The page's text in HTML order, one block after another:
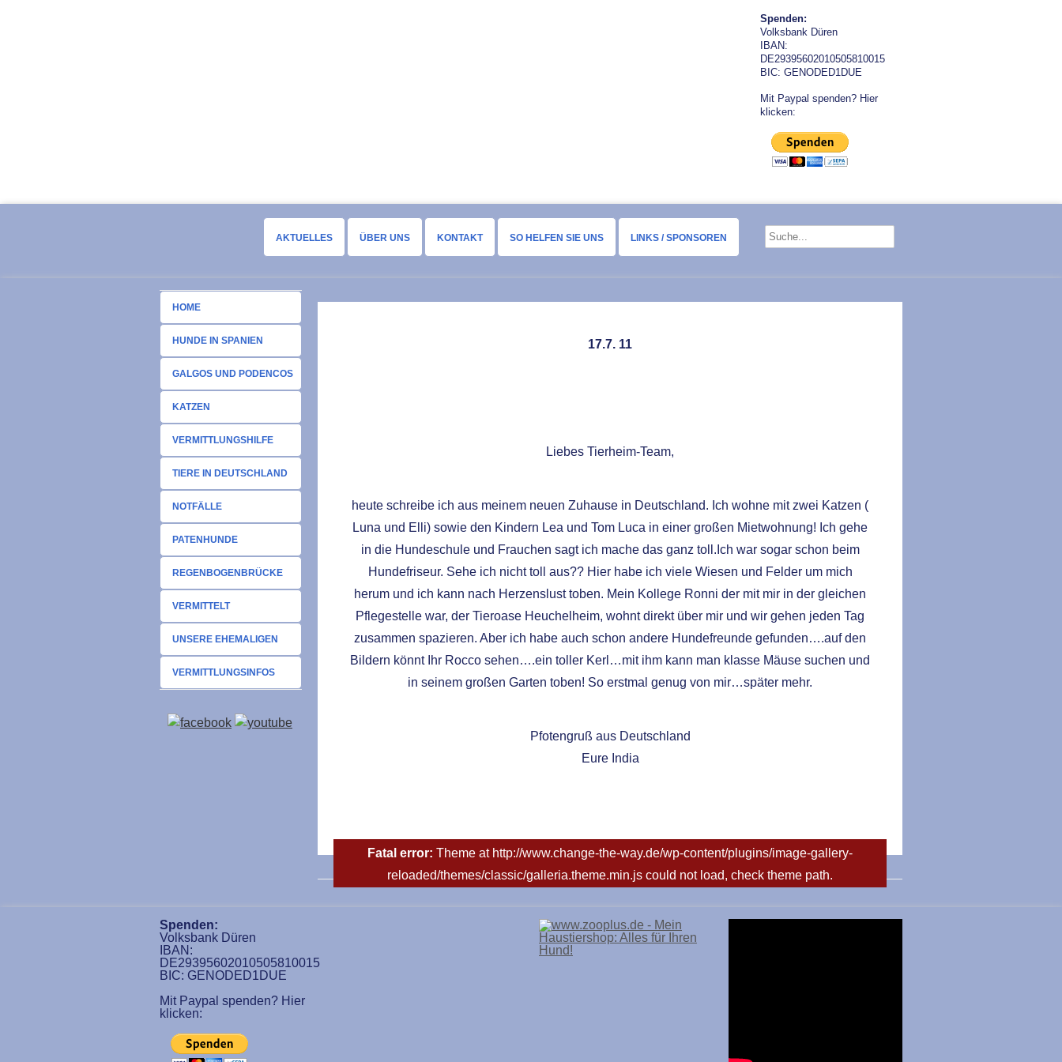
Spenden:
Volksbank Düren
IBAN:
DE29395602010505810015
BIC: GENODED1DUE
Mit Paypal spenden? Hier
klicken:
AKTUELLES ÜBER UNS KONTAKT SO HELFEN SIE UNS LINKS / SPONSOREN
HOME
HUNDE IN SPANIEN
GALGOS UND PODENCOS
KATZEN
VERMITTLUNGSHILFE
TIERE IN DEUTSCHLAND
NOTFÄLLE
PATENHUNDE
REGENBOGENBRÜCKE
VERMITTELT
UNSERE EHEMALIGEN
VERMITTLUNGSINFOS
17.7. 11
Liebes Tierheim-Team,
heute schreibe ich aus meinem neuen Zuhause in Deutschland. Ich wohne mit zwei Katzen (
Luna und Elli) sowie den Kindern Lea und Tom Luca in einer großen Mietwohnung! Ich gehe
in die Hundeschule und Frauchen sagt ich mache das ganz toll.Ich war sogar schon beim
Hundefriseur. Sehe ich nicht toll aus?? Hier habe ich viele Wiesen und Felder um mich
herum und ich kann nach Herzenslust toben. Mein Kollege Ronni der mit mir in der gleichen
Pflegestelle war, der Tieroase Heuchelheim, wohnt direkt über mir und wir gehen jeden Tag
zusammen spazieren. Aber ich habe auch schon andere Hundefreunde gefunden….auf den
Bildern könnt Ihr Rocco sehen….ein toller Kerl…mit ihm kann man klasse Mäuse suchen und
in seinem großen Garten toben! So erstmal genug von mir…später mehr.
Pfotengruß aus Deutschland
Eure India
Fatal error: Theme at http://www.change-the-way.de/wp-content/plugins/image-gallery-
reloaded/themes/classic/galleria.theme.min.js could not load, check theme path.
Spenden:
Volksbank Düren
IBAN:
DE29395602010505810015
BIC: GENODED1DUE
Mit Paypal spenden? Hier
klicken: